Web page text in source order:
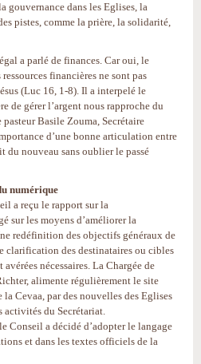
gouvernance dans les Eglises, la
pistes, comme la prière, la solidarité,
a parlé de finances. Car oui, le
financières ne sont pas
(Luc 16, 1-8). Il a interpelé le
de gérer l’argent nous rapproche du
Basile Zouma, Secrétaire
d’une bonne articulation entre
du nouveau sans oublier le passé
numérique
a reçu le rapport sur la
sur les moyens d’améliorer la
redéfinition des objectifs généraux de
clarification des destinataires ou cibles
nécessaires. La Chargée de
alimente régulièrement le site
Cevaa, par des nouvelles des Eglises
activités du Secrétariat.
Conseil a décidé d’adopter le langage
et dans les textes officiels de la